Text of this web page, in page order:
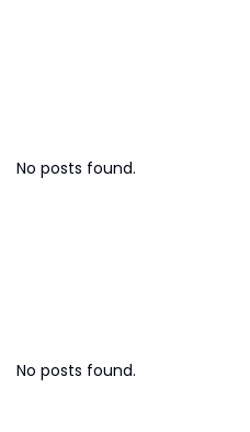
No posts found.
No posts found.